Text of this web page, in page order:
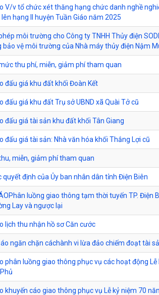
V/v tổ chức xét thăng hạng chức danh nghề
hạng II huyện Tuần Giáo năm 2025
môi trường cho Công ty TNHH Thủy điện
bảo vệ môi trường của Nhà máy thủy điện Nậm
thu phí, miễn, giảm phí tham quan
đấu giá khu đất khối Đoàn Kết
đấu giá khu đất Trụ sở UBND xã Quài Tở cũ
đấu giá tài sản khu đất khối Tân Giang
đấu giá tài sản: Nhà văn hóa khối Thắng Lợi cũ
miễn, giảm phí tham quan
quyết định của Ủy ban nhân dân tỉnh Điện Biên
luồng giao thông tạm thời tuyến TP. Điện
Lay và ngược lại
lịch thu nhận hồ sơ Căn cước
ngăn chặn cáchành vi lừa đảo chiếm đoạt tài
phân luồng giao thông phục vụ các hoạt động
khuyến cáo giao thông phục vụ Lễ kỷ niệm 70